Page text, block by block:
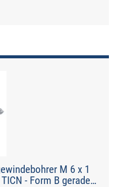
M 6 x 1
- Form B gerade